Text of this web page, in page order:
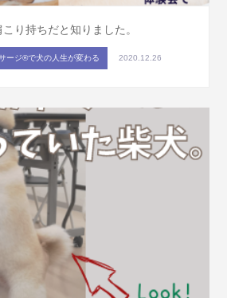
り持ちだと知りました。
ージ®で犬の人生が変わる 2020.12.26